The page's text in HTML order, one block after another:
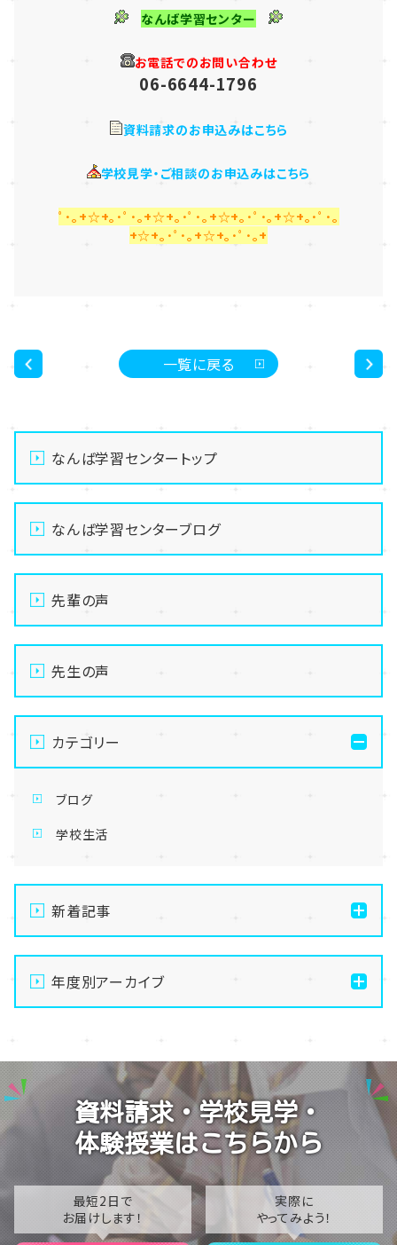
なんば学習センター
お電話でのお問い合わせ
06-6644-1796
資料請求のお申込みはこちら
学校見学・ご相談のお申込みはこちら
ﾟ･｡+☆+｡･ﾟ･｡+☆+｡･ﾟ･｡+☆+｡･ﾟ･｡+☆+｡･ﾟ･｡
+☆+｡･ﾟ･｡+☆+｡･ﾟ･｡+
一覧に戻る
なんば学習センタートップ
なんば学習センターブログ
先輩の声
先生の声
カテゴリー
ブログ
学校生活
新着記事
【なんば】体験授業で高級感のあるマンゴータルト作り
ました！🥭✨
【なんば】キラリと輝く宝物✨「光るハーバリウム」作り
【なんば】校舎紹介の「自習室編」✨
【なんば】笑顔が溢れたオープンスクール😊在校生の
温かいお出迎えで素敵な1日に🌷
【なんば】夏季休校期間のお知らせ🍉
年度別アーカイブ
2025
2024
2023
2021
2020
資料請求・学校見学・
体験授業はこちらから
最短2日で
お届けします！
実際に
やってみよう！